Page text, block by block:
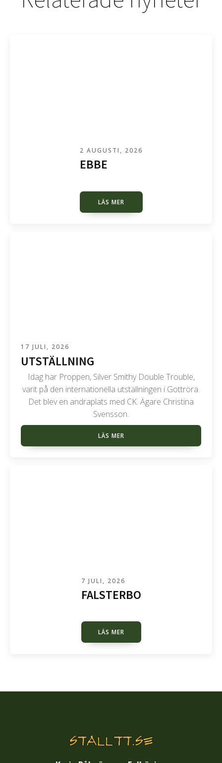
2 AUGUSTI, 2026
EBBE
LÄS MER
17 JULI, 2026
UTSTÄLLNING
Idag har Proppen, Silver Smithy Double Trouble,
varit på den internationella utställningen i Gottröra.
Det blev en andraplats med CK. Ägare Christina
Svensson.
LÄS MER
7 JULI, 2026
FALSTERBO
LÄS MER